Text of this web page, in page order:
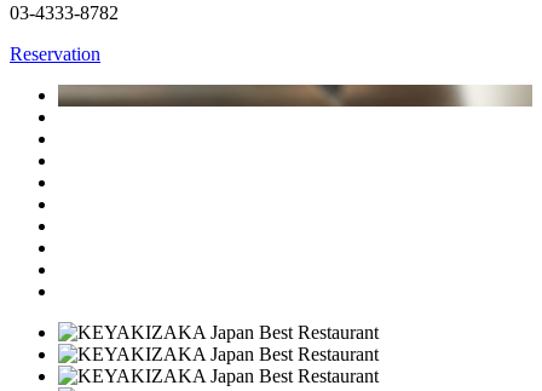
03-4333-8782
Reservation